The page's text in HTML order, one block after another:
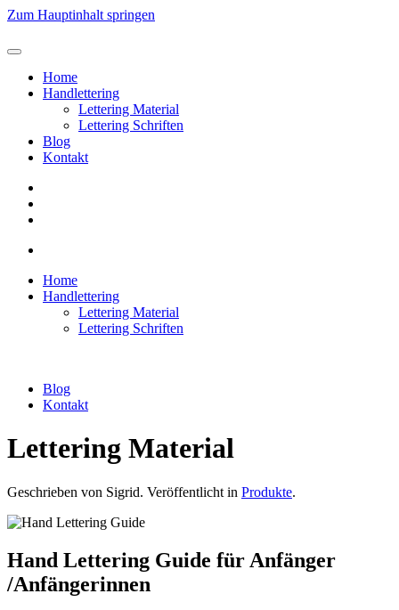
Zum Hauptinhalt springen
Home
Handlettering
Lettering Material
Lettering Schriften
Blog
Kontakt
Home
Handlettering
Lettering Material
Lettering Schriften
Blog
Kontakt
Lettering Material
Geschrieben von Sigrid. Veröffentlicht in Produkte.
Hand Lettering Guide für Anfänger
/Anfängerinnen